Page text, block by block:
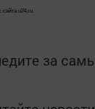
сайта u24.ru.
за